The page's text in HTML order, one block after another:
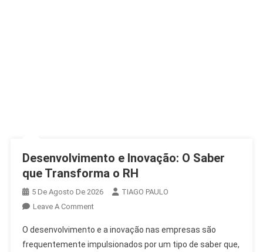
Desenvolvimento e Inovação: O Saber
que Transforma o RH
5 De Agosto De 2026
TIAGO PAULO
Leave A CommentOn
E
Inovação:
O desenvolvimento e a inovação nas empresas são
frequentemente impulsionados por um tipo de saber que,